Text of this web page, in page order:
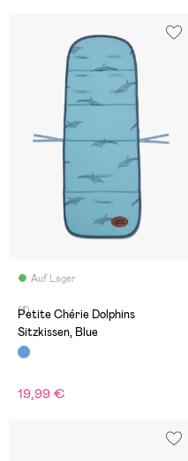
Auf Lager
(1)
Petite Chérie Dolphins
Sitzkissen, Blue
19,99 €